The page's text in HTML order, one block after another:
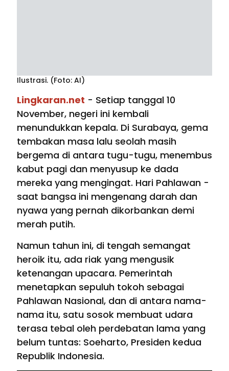
Ilustrasi. (Foto: AI)
Lingkaran.net - Setiap tanggal 10
November, negeri ini kembali
menundukkan kepala. Di Surabaya, gema
tembakan masa lalu seolah masih
bergema di antara tugu-tugu, menembus
kabut pagi dan menyusup ke dada
mereka yang mengingat. Hari Pahlawan -
saat bangsa ini mengenang darah dan
nyawa yang pernah dikorbankan demi
merah putih.
Namun tahun ini, di tengah semangat
heroik itu, ada riak yang mengusik
ketenangan upacara. Pemerintah
menetapkan sepuluh tokoh sebagai
Pahlawan Nasional, dan di antara nama-
nama itu, satu sosok membuat udara
terasa tebal oleh perdebatan lama yang
belum tuntas: Soeharto, Presiden kedua
Republik Indonesia.